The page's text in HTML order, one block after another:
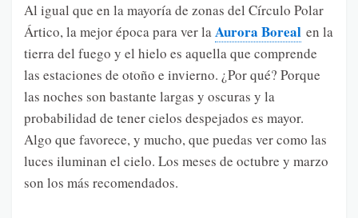
Al igual que en la mayoría de zonas del Círculo Polar
Ártico, la mejor época para ver laAurora Boreal en la
tierra del fuego y el hielo es aquella que comprende
las estaciones de otoño e invierno. ¿Por qué? Porque
las noches son bastante largas y oscuras y la
probabilidad de tener cielos despejados es mayor.
Algo que favorece, y mucho, que puedas ver como las
luces iluminan el cielo. Los meses de octubre y marzo
son los más recomendados.